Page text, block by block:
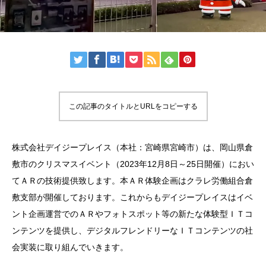
この記事のタイトルとURLをコピーする
株式会社デイジープレイス（本社：宮崎県宮崎市）は、岡山県倉
敷市のクリスマスイベント（2023年12月8日～25日開催）におい
てＡＲの技術提供致します。本ＡＲ体験企画はクラレ労働組合倉
敷支部が開催しております。これからもデイジープレイスはイベ
ント企画運営でのＡＲやフォトスポット等の新たな体験型ＩＴコ
ンテンツを提供し、デジタルフレンドリーなＩＴコンテンツの社
会実装に取り組んでいきます。